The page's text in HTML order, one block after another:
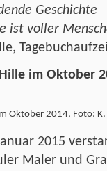
Geschichte
ist voller
Oktober 2014, Foto:
2015
Maler und